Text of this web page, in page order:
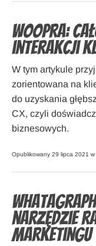
Woopra:
interakcji
W tym artykule
zorientowana na
do uzyskania
CX, czyli
biznesowych.
Opublikowany 29 lipca 2021 w
narzędzie
marketingu